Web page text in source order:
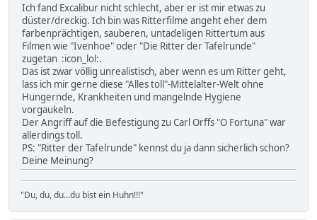
Ich fand Excalibur nicht schlecht, aber er ist mir etwas zu
düster/dreckig. Ich bin was Ritterfilme angeht eher dem
farbenprächtigen, sauberen, untadeligen Rittertum aus
Filmen wie "Ivenhoe" oder "Die Ritter der Tafelrunde"
zugetan :icon_lol:.
Das ist zwar völlig unrealistisch, aber wenn es um Ritter geht,
lass ich mir gerne diese "Alles toll"-Mittelalter-Welt ohne
Hungernde, Krankheiten und mangelnde Hygiene
vorgaukeln.
Der Angriff auf die Befestigung zu Carl Orffs "O Fortuna" war
allerdings toll.
PS: "Ritter der Tafelrunde" kennst du ja dann sicherlich schon?
Deine Meinung?
"Du, du, du...du bist ein Huhn!!!"